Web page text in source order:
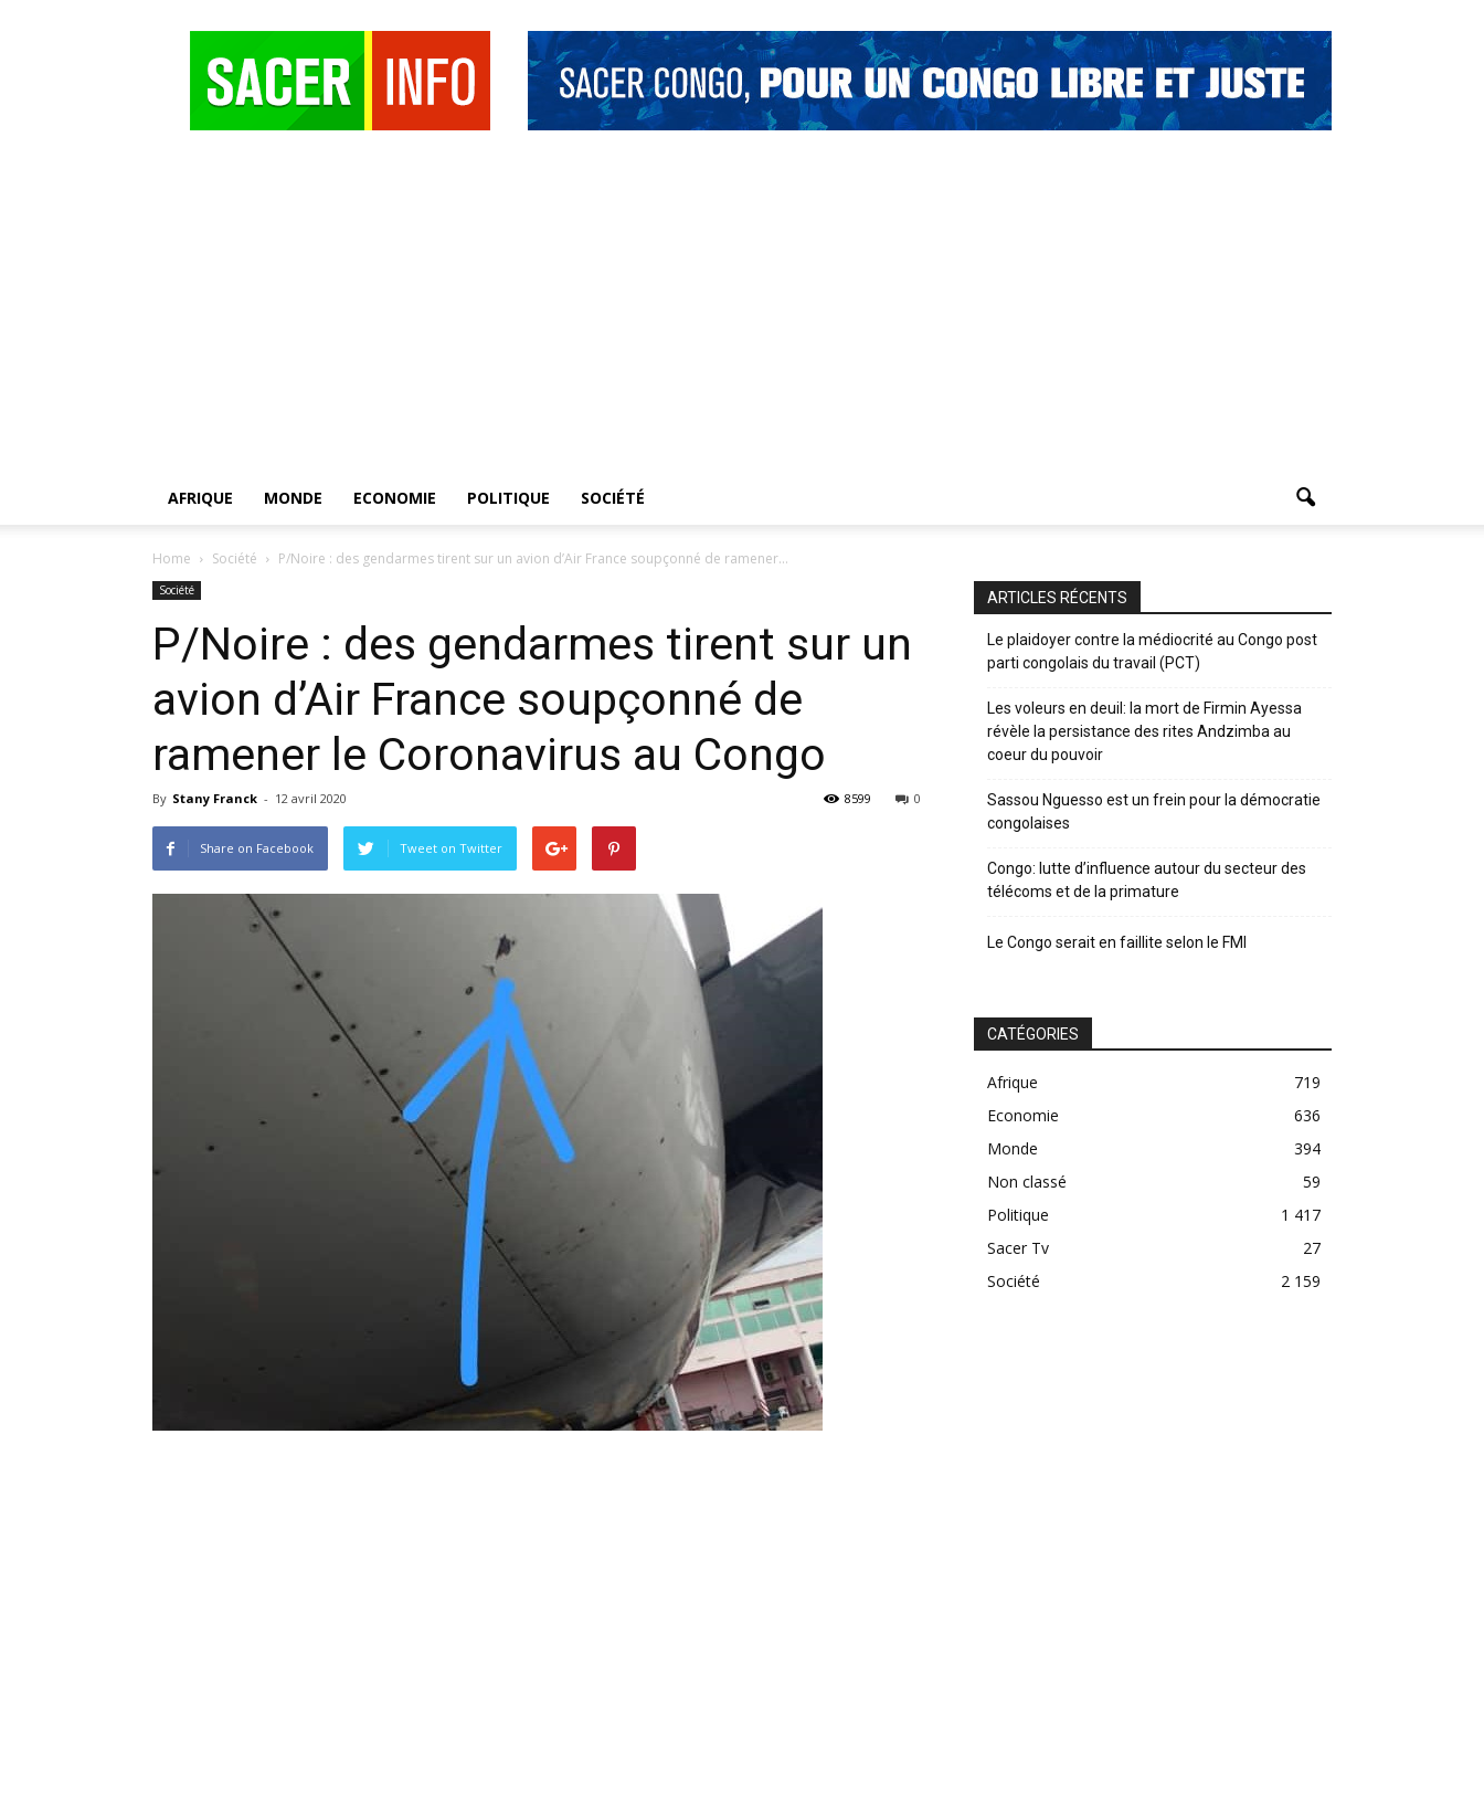
AFRIQUE MONDE ECONOMIE POLITIQUE SOCIÉTÉ
Home Société P/Noire : des gendarmes tirent sur un avion d’Air France soupçonné de ramener...
Société
P/Noire : des gendarmes tirent sur un
avion d’Air France soupçonné de
ramener le Coronavirus au Congo
By Stany Franck - 12 avril 2020 0
8599
Share on Facebook Tweet on Twitter
ARTICLES RÉCENTS
Le plaidoyer contre la médiocrité au Congo post
parti congolais du travail (PCT)
Les voleurs en deuil: la mort de Firmin Ayessa
révèle la persistance des rites Andzimba au
coeur du pouvoir
Sassou Nguesso est un frein pour la démocratie
congolaises
Congo: lutte d’influence autour du secteur des
télécoms et de la primature
Le Congo serait en faillite selon le FMI
CATÉGORIES
Afrique
719
Economie
636
Monde
394
Non classé
59
Politique
1 417
Sacer Tv
27
Société
2 159